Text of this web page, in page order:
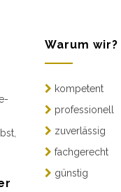
Warum wir?
kompetent
professionell
zuverlässig
fachgerecht
günstig